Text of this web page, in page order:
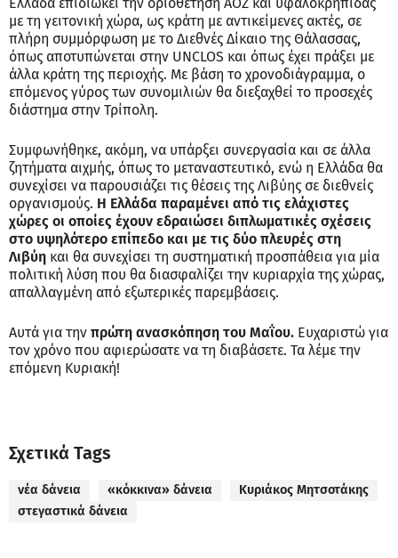
με τη γειτονική χώρα, ως κράτη με αντικείμενες ακτές, σε
πλήρη συμμόρφωση με το Διεθνές Δίκαιο της Θάλασσας,
όπως αποτυπώνεται στην UNCLOS και όπως έχει πράξει με
άλλα κράτη της περιοχής. Με βάση το χρονοδιάγραμμα, ο
επόμενος γύρος των συνομιλιών θα διεξαχθεί το προσεχές
διάστημα στην Τρίπολη.
Συμφωνήθηκε, ακόμη, να υπάρξει συνεργασία και σε άλλα
ζητήματα αιχμής, όπως το μεταναστευτικό, ενώ η Ελλάδα θα
συνεχίσει να παρουσιάζει τις θέσεις της Λιβύης σε διεθνείς
οργανισμούς. Η Ελλάδα παραμένει από τις ελάχιστες
χώρες οι οποίες έχουν εδραιώσει διπλωματικές σχέσεις
στο υψηλότερο επίπεδο και με τις δύο πλευρές στη
Λιβύη και θα συνεχίσει τη συστηματική προσπάθεια για μία
πολιτική λύση που θα διασφαλίζει την κυριαρχία της χώρας,
απαλλαγμένη από εξωτερικές παρεμβάσεις.
Αυτά για την πρώτη ανασκόπηση του Μαΐου. Ευχαριστώ για
τον χρόνο που αφιερώσατε να τη διαβάσετε. Τα λέμε την
επόμενη Κυριακή!
Σχετικά Tags
νέα δάνεια «κόκκινα» δάνεια
Κυριάκος Μητσοτάκης
στεγαστικά δάνεια